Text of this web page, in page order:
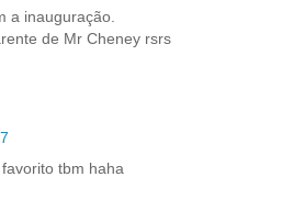
a inauguração.
de Mr Cheney rsrs
tbm haha